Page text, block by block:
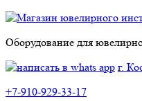
Оборудование для
г.
+7-910-929-33-17